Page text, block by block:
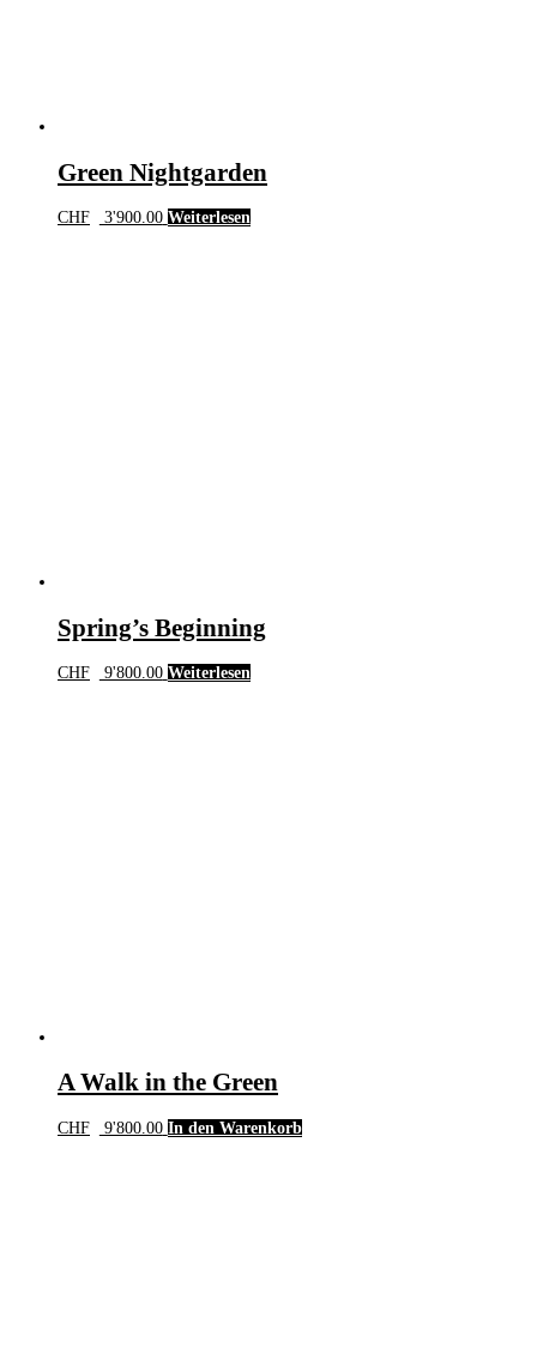
Green Nightgarden
CHF 3'900.00 Weiterlesen
Spring’s Beginning
CHF 9'800.00 Weiterlesen
A Walk in the Green
CHF 9'800.00 In den Warenkorb